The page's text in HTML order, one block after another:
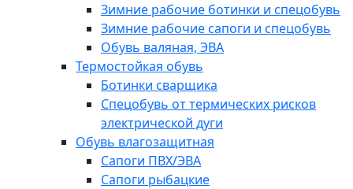
Зимние рабочие ботинки и спецобувь
Зимние рабочие сапоги и спецобувь
Обувь валяная, ЭВА
Термостойкая обувь
Ботинки сварщика
Спецобувь от термических рисков
электрической дуги
Обувь влагозащитная
Сапоги ПВХ/ЭВА
Сапоги рыбацкие